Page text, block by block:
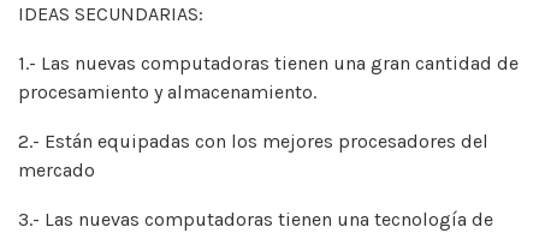
IDEAS SECUNDARIAS:
1.- Las nuevas computadoras tienen una gran cantidad de
procesamiento y almacenamiento.
2.- Están equipadas con los mejores procesadores del
mercado
3.- Las nuevas computadoras tienen una tecnología de